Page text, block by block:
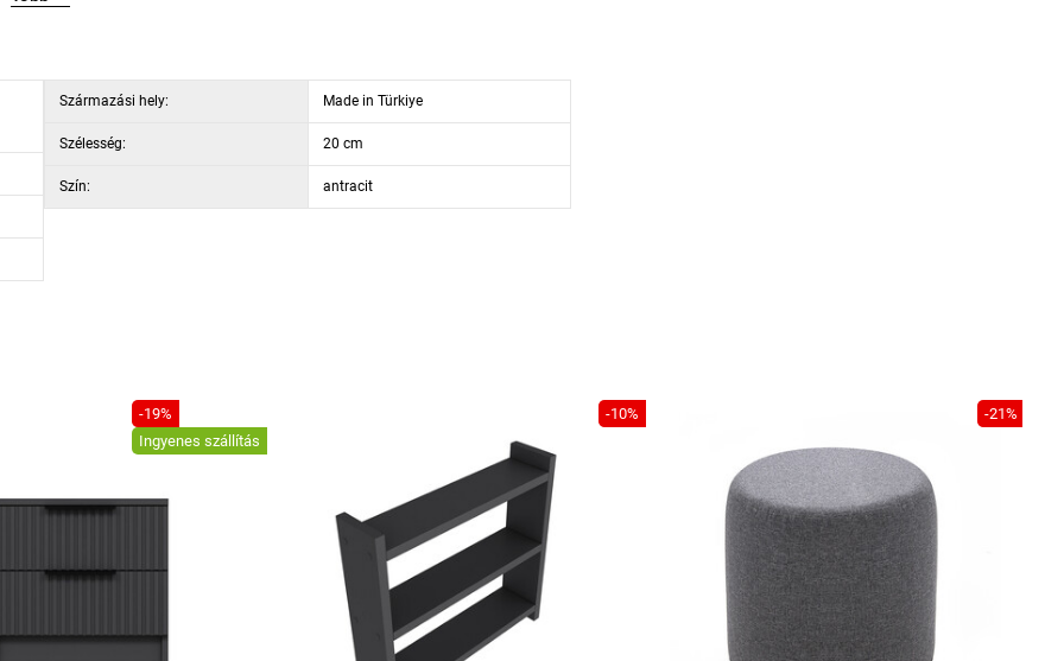
60 cm
Származási hely: Made in Türkiye
Szélesség: 20 cm
Szín: antracit
-19%
Ingyenes szállítás
-10% -21%